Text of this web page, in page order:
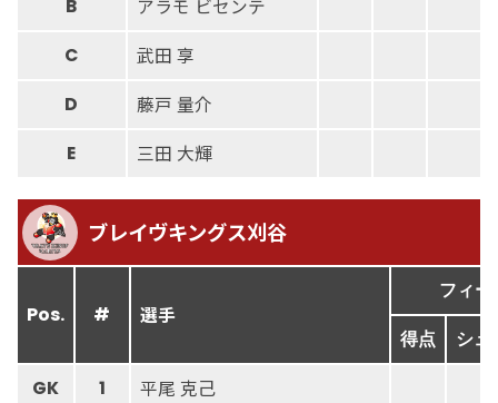
B アラモ ビセンテ
C 武田 享
D 藤戸 量介
E 三田 大輝
ブレイヴキングス刈谷
Pos. # 選手
フィー
得点 シュ
GK 1 平尾 克己